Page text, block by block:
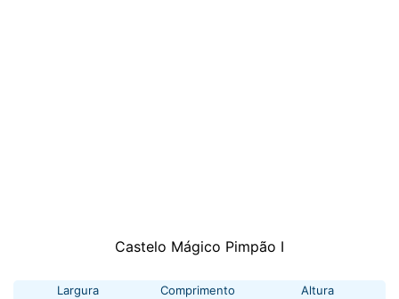
Castelo Mágico Pimpão I
Largura Comprimento Altura